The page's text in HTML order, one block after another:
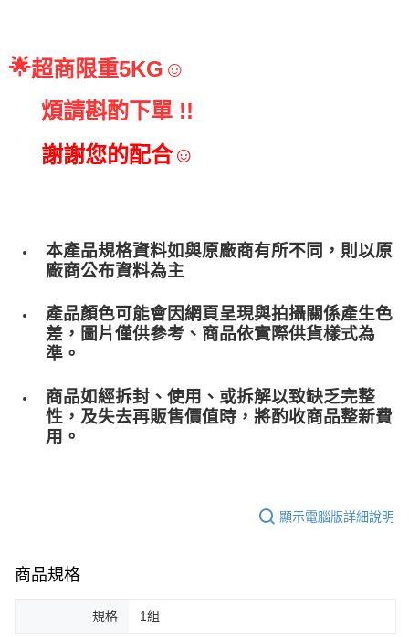
🌟超商限重5KG☺
煩請斟酌下單 !!
     謝謝您的配合☺
本產品規格資料如與原廠商有所不同，則以原
廠商公布資料為主
產品顏色可能會因網頁呈現與拍攝關係產生色
差，圖片僅供參考、商品依實際供貨樣式為
準。
商品如經拆封、使用、或拆解以致缺乏完整
性，及失去再販售價值時，將酌收商品整﻿新費
用。
顯示電腦版詳細說明
商品規格
規格 1組